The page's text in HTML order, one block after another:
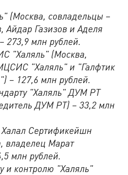
(Москва, совладельцы –
Айдар Газизов и Аделя
273,9 млн рублей.
"Халяль" (Москва,
"Халяль" и "Галфтик
– 127,6 млн рублей.
"Халяль" ДУМ РТ
ДУМ РТ) – 33,2 млн
Сертификейшн
владелец Марат
млн рублей.
и контролю "Халяль"